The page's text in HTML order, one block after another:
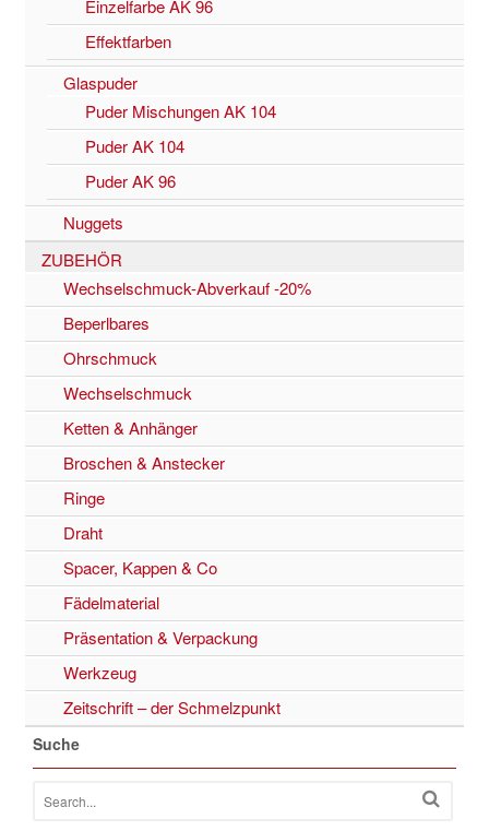
Einzelfarbe AK 96
Effektfarben
Glaspuder
Puder Mischungen AK 104
Puder AK 104
Puder AK 96
Nuggets
ZUBEHÖR
Wechselschmuck-Abverkauf -20%
Beperlbares
Ohrschmuck
Wechselschmuck
Ketten & Anhänger
Broschen & Anstecker
Ringe
Draht
Spacer, Kappen & Co
Fädelmaterial
Präsentation & Verpackung
Werkzeug
Zeitschrift – der Schmelzpunkt
Suche